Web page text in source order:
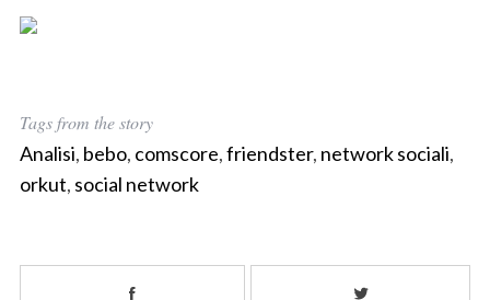
Tags from the story
Analisi, bebo, comscore,friendster, network sociali,
orkut, social network